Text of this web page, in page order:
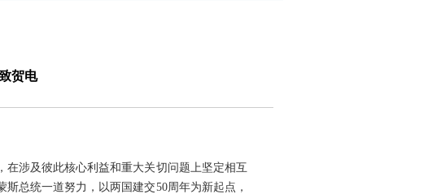
贺电
涉及彼此核心利益和重大关切问题上坚定相互
总统一道努力，以两国建交50周年为新起点，